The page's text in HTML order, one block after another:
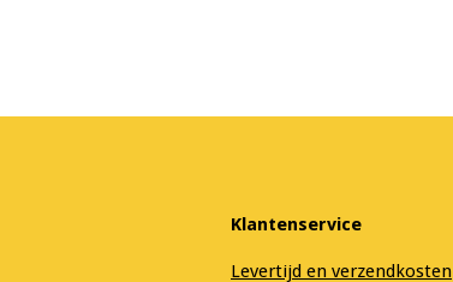
Klantenservice
Levertijd en verzendkosten